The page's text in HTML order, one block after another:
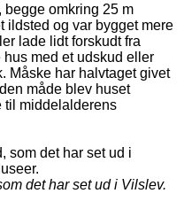
begge omkring 25 m
ildsted og var bygget mere
lade lidt forskudt fra
med et udskud eller
Måske har halvtaget givet
måde blev huset
til middelalderens
det har set ud i Vilslev.